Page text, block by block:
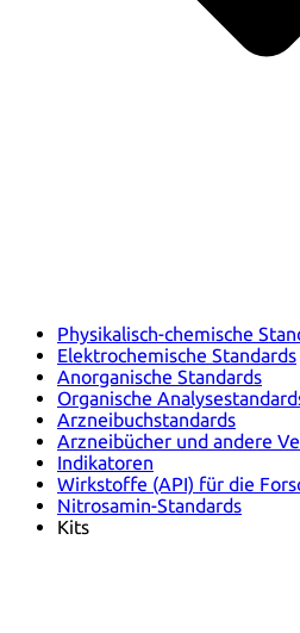
Physikalisch-chemische
Elektrochemische Standards
Anorganische Standards
Organische
Arzneibuchstandards
Arzneibücher und andere
Indikatoren
Wirkstoffe (API) für die
Nitrosamin-Standards
Kits